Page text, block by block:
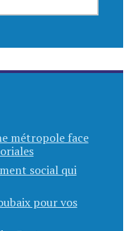
métropole face
social qui
pour vos